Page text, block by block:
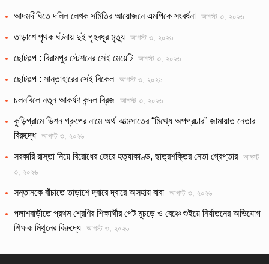
আদমদীঘিতে দলিল লেখক সমিতির আয়োজনে এমপিকে সংবর্ধনা আগস্ট ৩, ২০২৬
তাড়াশে পৃথক ঘটনায় দুই গৃহবধূর মৃত্যু আগস্ট ৩, ২০২৬
ছোটগল্প : বিরামপুর স্টেশনের সেই মেয়েটি আগস্ট ৩, ২০২৬
ছোটগল্প : সান্তাহারের সেই বিকেল আগস্ট ৩, ২০২৬
চলনবিলে নতুন আকর্ষণ কন্দল ব্রিজ আগস্ট ৩, ২০২৬
কুড়িগ্রামে ভিশন গ্রুপের নামে অর্থ আত্মসাতের “মিথ্যে অপপ্রচার” জামায়াত নেতার
বিরুদ্ধে
আগস্ট ৩, ২০২৬
সরকারি রাস্তা নিয়ে বিরোধের জেরে হত্যাকাণ্ড, ছাত্রশক্তির নেতা গ্রেপ্তার
আগস্ট
৩, ২০২৬
সন্তানকে বাঁচাতে তাড়াশে দ্বারে দ্বারে অসহায় বাবা আগস্ট ৩, ২০২৬
পলাশবাড়ীতে প্রথম শ্রেণির শিক্ষার্থীর পেট মুচড়ে ও বেঞ্চে শুইয়ে নির্যাতনের অভিযোগ
শিক্ষক মিথুনের বিরুদ্ধে
আগস্ট ৩, ২০২৬